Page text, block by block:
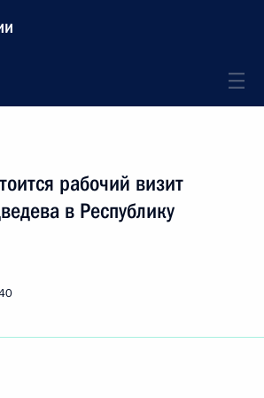
рабочий визит
в Республику